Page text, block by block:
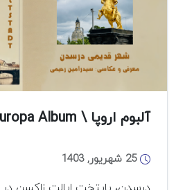
آلبوم اروپا \ Europa Album
25 شهریور, 1403